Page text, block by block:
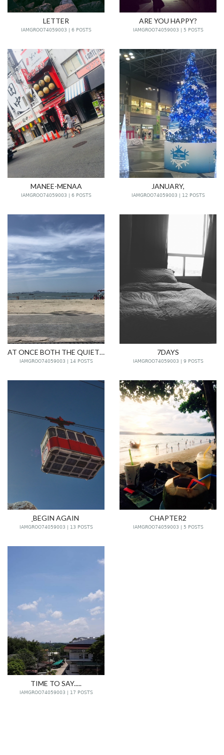
LETTER
IAMGROO74059003 | 6 POSTS
ARE YOU HAPPY?
IAMGROO74059003 | 5 POSTS
MANEE-MENAA
IAMGROO74059003 | 6 POSTS
JANUARY,
IAMGROO74059003 | 12 POSTS
AT ONCE BOTH THE QUIET AND THE CONFUSION OF MY MIND.
IAMGROO74059003 | 14 POSTS
7DAYS
IAMGROO74059003 | 9 POSTS
ฺBEGIN AGAIN
IAMGROO74059003 | 13 POSTS
CHAPTER2
IAMGROO74059003 | 5 POSTS
TIME TO SAY.....
IAMGROO74059003 | 17 POSTS